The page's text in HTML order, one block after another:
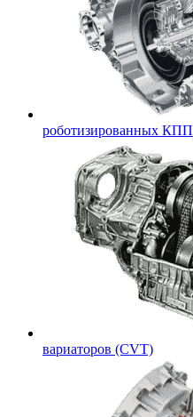
роботизированных КПП
вариаторов (CVT)